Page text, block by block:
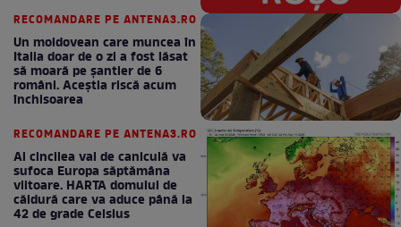
RECOMANDARE PE ANTENA3.RO
Un moldovean care muncea în
Italia doar de o zi a fost lăsat
să moară pe şantier de 6
români. Aceștia riscă acum
închisoarea
RECOMANDARE PE ANTENA3.RO
Al cincilea val de caniculă va
sufoca Europa săptămâna
viitoare. HARTA domului de
căldură care va aduce până la
42 de grade Celsius